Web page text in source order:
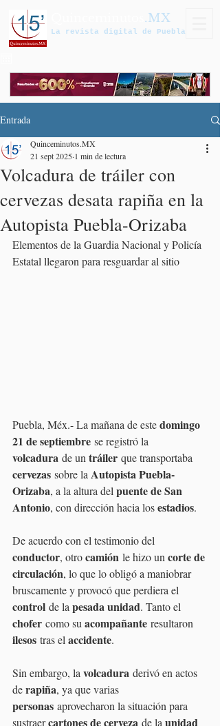
.MX
La revista digital de Puebla
Entrada
Volcadura de tráiler con
cervezas desata rapiña en la
Autopista Puebla-Orizaba
Quinceminutos.MX
21 sept 2025 1 min de lectura
Elementos de la Guardia Nacional y Policía
Estatal llegaron para resguardar al sitio
Puebla, Méx.- La mañana de este domingo
21 de septiembre se registró la
volcadura de un tráiler que transportaba
cervezas sobre la Autopista Puebla-
Orizaba, a la altura del puente de San
Antonio, con dirección hacia los estadios.
De acuerdo con el testimonio del
conductor, otro camión le hizo un corte de
circulación, lo que lo obligó a maniobrar
bruscamente y provocó que perdiera el
control de la pesada unidad. Tanto el
chofer como su acompañante resultaron
ilesos tras el accidente.
Sin embargo, la volcadura derivó en actos
de rapiña, ya que varias
personas aprovecharon la situación para
sustraer cartones de cerveza de la unidad